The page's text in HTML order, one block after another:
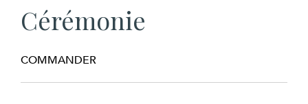
Cérémonie
COMMANDER